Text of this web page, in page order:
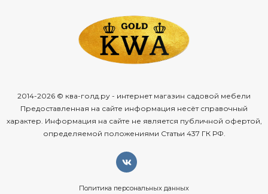
2014-2026 © ква-голд.ру - интернет магазин садовой мебели
Предоставленная на сайте информация несёт справочный
характер. Информация на сайте не является публичной офертой,
определяемой положениями Статьи 437 ГК РФ.
Политика персональных данных